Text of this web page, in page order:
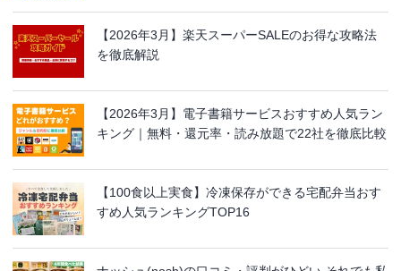
【2026年3月】楽天スーパーSALEのお得な攻略法
を徹底解説
【2026年3月】電子書籍サービスおすすめ人気ラン
キング｜無料・還元率・読み放題で22社を徹底比較
【100食以上実食】冷凍保存ができる宅配弁当おす
すめ人気ランキングTOP16